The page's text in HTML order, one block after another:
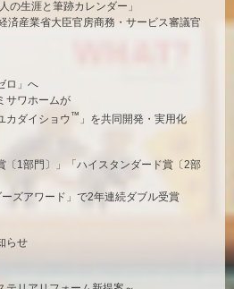
の生涯と筆跡カレンダー」
済産業省大臣官房商務・サービス審議官
ロ」へ
サワホームが
カダイショウ™ 」を共同開発・実用化
〔1部門〕」「ハイスタンダード賞〔2部
ズアワード」で2年連続ダブル受賞
らせ